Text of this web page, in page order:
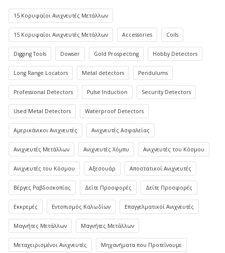
15 Κορυφαίοι Ανιχνευτές Μετάλλων
15 Κορυφαίοι Ανιχνευτές Μετάλλων Accessories Coils
Digging Tools Dowser Gold Prospecting Hobby Detectors
Long Range Locators Metal detectors Pendulums
Professional Detectors Pulse Induction Security Detectors
Used Metal Detectors Waterproof Detectors
Αμερικάνικοι Ανιχνευτές Ανιχνευτές Ασφαλείας
Ανιχνευτές Μετάλλων Ανιχνευτές Χόμπυ Ανιχνευτές του Κόσμου
Ανιχνευτές του Κόσμου Αξεσουάρ Αποστατικοί Ανιχνευτές
Βέργες Ραβδοσκοπίας Δείτε Προσφορές Δείτε Προσφορές
Εκκρεμές Εντοπισμός Καλωδίων Επαγγελματικοί Ανιχνευτές
Μαγνήτες Μετάλλων Μαγνήτες Μετάλλων
Μεταχειρισμένοι Ανιχνευτές Μηχανήματα που Προτείνουμε